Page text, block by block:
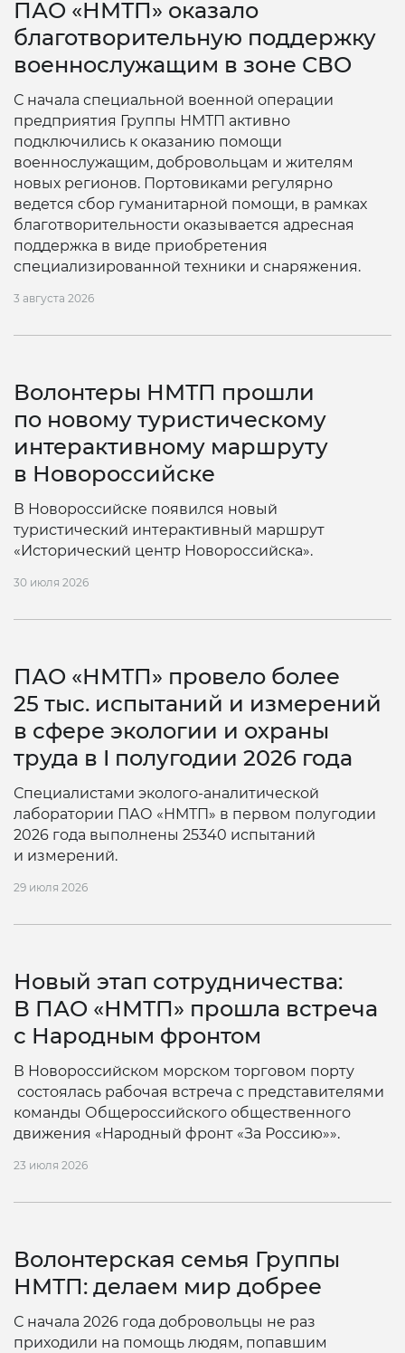
ПАО «НМТП» оказало
благотворительную поддержку
военнослужащим в зоне СВО
С начала специальной военной операции
предприятия Группы НМТП активно
подключились к оказанию помощи
военнослужащим, добровольцам и жителям
новых регионов. Портовиками регулярно
ведется сбор гуманитарной помощи, в рамках
благотворительности оказывается адресная
поддержка в виде приобретения
специализированной техники и снаряжения.
3 августа 2026
Волонтеры НМТП прошли
по новому туристическому
интерактивному маршруту
в Новороссийске
В Новороссийске появился новый
туристический интерактивный маршрут
«Исторический центр Новороссийска».
30 июля 2026
ПАО «НМТП» провело более
25 тыс. испытаний и измерений
в сфере экологии и охраны
труда в I полугодии 2026 года
Специалистами эколого-аналитической
лаборатории ПАО «НМТП» в первом полугодии
2026 года выполнены 25340 испытаний
и измерений.
29 июля 2026
Новый этап сотрудничества:
В ПАО «НМТП» прошла встреча
с Народным фронтом
В Новороссийском морском торговом порту
состоялась рабочая встреча с представителями
команды Общероссийского общественного
движения «Народный фронт «За Россию»».
23 июля 2026
Волонтерская семья Группы
НМТП: делаем мир добрее
С начала 2026 года добровольцы не раз
приходили на помощь людям, попавшим